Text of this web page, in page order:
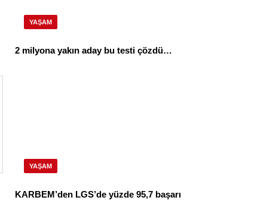
YAŞAM
2 milyona yakın aday bu testi çözdü…
YAŞAM
KARBEM’den LGS’de yüzde 95,7 başarı